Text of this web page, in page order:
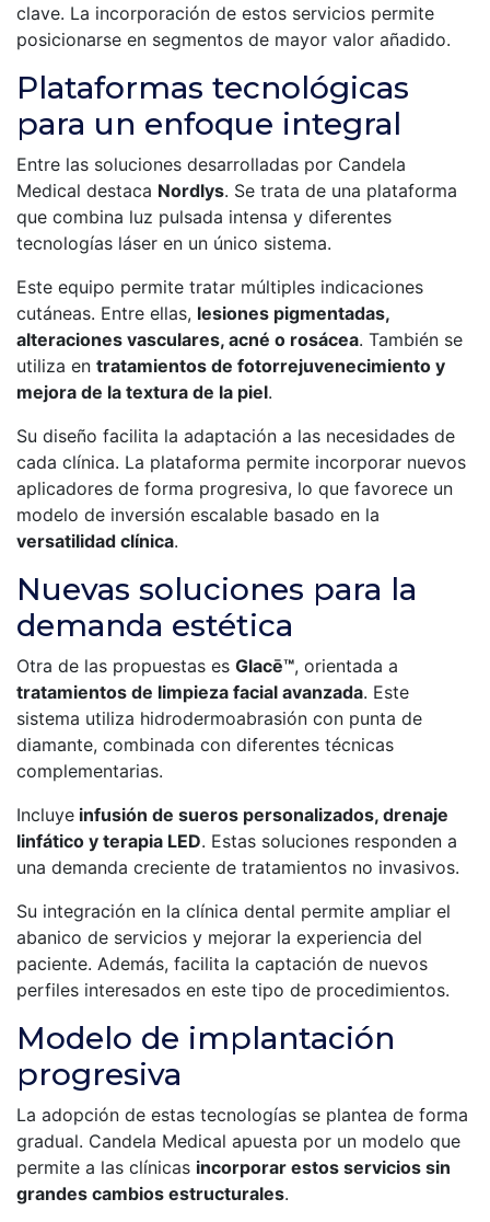
clave. La incorporación de estos servicios permite
posicionarse en segmentos de mayor valor añadido.
Plataformas tecnológicas
para un enfoque integral
Entre las soluciones desarrolladas por Candela
Medical destaca Nordlys. Se trata de una plataforma
que combina luz pulsada intensa y diferentes
tecnologías láser en un único sistema.
Este equipo permite tratar múltiples indicaciones
cutáneas. Entre ellas, lesiones pigmentadas,
alteraciones vasculares, acné o rosácea. También se
utiliza en tratamientos de fotorrejuvenecimiento y
mejora de la textura de la piel.
Su diseño facilita la adaptación a las necesidades de
cada clínica. La plataforma permite incorporar nuevos
aplicadores de forma progresiva, lo que favorece un
modelo de inversión escalable basado en la
versatilidad clínica.
Nuevas soluciones para la
demanda estética
Otra de las propuestas es Glacē™, orientada a
tratamientos de limpieza facial avanzada. Este
sistema utiliza hidrodermoabrasión con punta de
diamante, combinada con diferentes técnicas
complementarias.
Incluye infusión de sueros personalizados, drenaje
linfático y terapia LED. Estas soluciones responden a
una demanda creciente de tratamientos no invasivos.
Su integración en la clínica dental permite ampliar el
abanico de servicios y mejorar la experiencia del
paciente. Además, facilita la captación de nuevos
perfiles interesados en este tipo de procedimientos.
Modelo de implantación
progresiva
La adopción de estas tecnologías se plantea de forma
gradual. Candela Medical apuesta por un modelo que
permite a las clínicas incorporar estos servicios sin
grandes cambios estructurales.